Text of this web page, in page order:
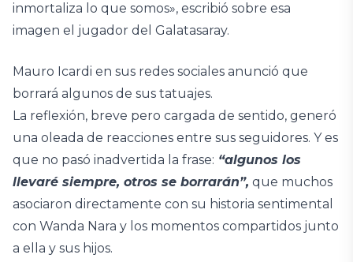
inmortaliza lo que somos», escribió sobre esa
imagen el jugador del Galatasaray.
Mauro Icardi en sus redes sociales anunció que
borrará algunos de sus tatuajes.
La reflexión, breve pero cargada de sentido, generó
una oleada de reacciones entre sus seguidores. Y es
que no pasó inadvertida la frase: “algunos los
llevaré siempre, otros se borrarán”, que muchos
asociaron directamente con su historia sentimental
con Wanda Nara y los momentos compartidos junto
a ella y sus hijos.